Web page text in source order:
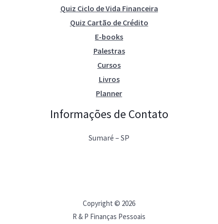
Quiz Ciclo de Vida Financeira
Quiz Cartão de Crédito
E-books
Palestras
Cursos
Livros
Planner
Informações de Contato
Sumaré – SP
Copyright © 2026
R & P Finanças Pessoais